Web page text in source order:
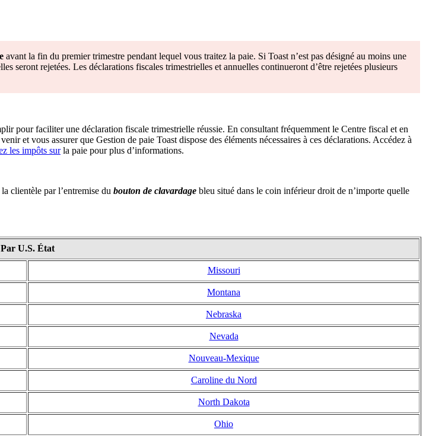
avant la fin du premier trimestre pendant lequel vous traitez la paie. Si Toast n’est pas désigné au moins une
seront rejetées. Les déclarations fiscales trimestrielles et annuelles continueront d’être rejetées plusieurs
pour faciliter une déclaration fiscale trimestrielle réussie. En consultant fréquemment le Centre fiscal et en
et vous assurer que Gestion de paie Toast dispose des éléments nécessaires à ces déclarations. Accédez à
les impôts surla paie pour plus d’informations.
clientèle par l’entremise du bouton de clavardage bleu situé dans le coin inférieur droit de n’importe quelle
Par U.S. État
Missouri
Montana
Nebraska
Nevada
Nouveau-Mexique
Caroline du Nord
North Dakota
Ohio